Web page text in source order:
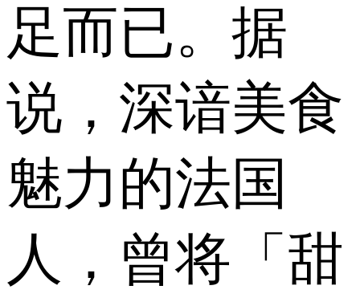
足而已。据
说，深谙美食
魅力的法国
人，曾将「甜